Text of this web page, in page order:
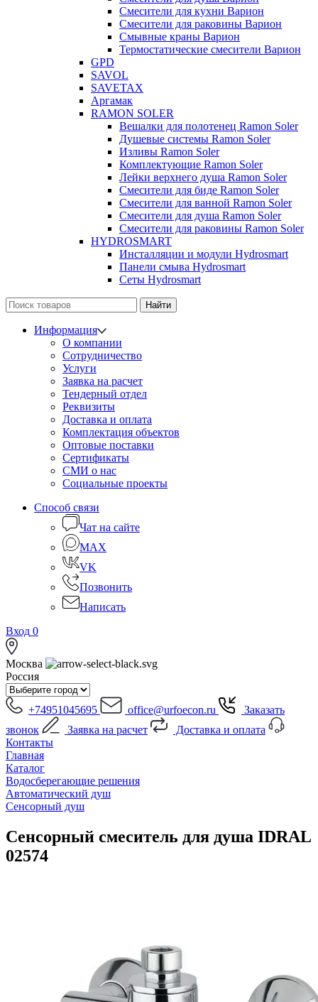
Смесители для кухни Варион
Смесители для раковины Варион
Смывные краны Варион
Термостатические смесители Варион
GPD
SAVOL
SAVETAX
Аргамак
RAMON SOLER
Вешалки для полотенец Ramon Soler
Душевые системы Ramon Soler
Изливы Ramon Soler
Комплектующие Ramon Soler
Лейки верхнего душа Ramon Soler
Смесители для биде Ramon Soler
Смесители для ванной Ramon Soler
Смесители для душа Ramon Soler
Смесители для раковины Ramon Soler
HYDROSMART
Инсталляции и модули Hydrosmart
Панели смыва Hydrosmart
Сеты Hydrosmart
Найти
Информация
О компании
Сотрудничество
Услуги
Заявка на расчет
Тендерный отдел
Реквизиты
Доставка и оплата
Комплектация объектов
Оптовые поставки
Сертификаты
СМИ о нас
Социальные проекты
Способ связи
Чат на сайте
MAX
VK
Позвонить
Написать
Вход 0
Москва
Россия
+74951045695 office@urfoecon.ru
Заказать
звонок
Заявка на расчет
Доставка и оплата
Контакты
Главная
Каталог
Водосберегающие решения
Автоматический душ
Сенсорный душ
Сенсорный смеситель для душа IDRAL
02574